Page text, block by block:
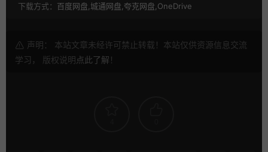
下载方式： 百度网盘,城通网盘,夸克网盘,OneDrive
声明： 本站文章未经许可禁止转载！本站仅供资源信息交流
学习， 版权说明点此了解 ！